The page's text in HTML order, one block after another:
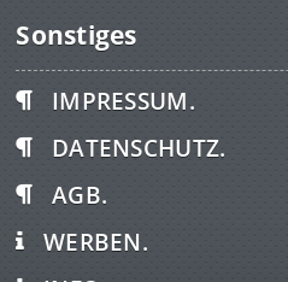
Sonstiges
IMPRESSUM.
DATENSCHUTZ.
AGB.
WERBEN.